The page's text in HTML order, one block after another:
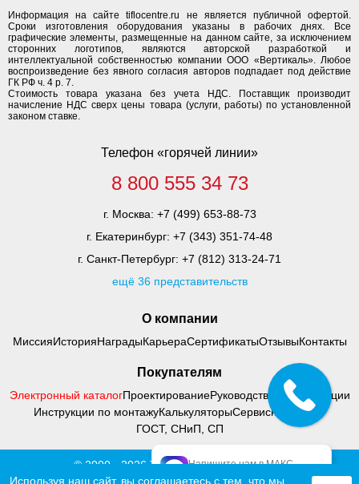
О компании
МиссияИсторияНаградыКарьераСертификатыОтзывыКонтакты
Информация на сайте tiflocentre.ru не является публичной офертой.
Сроки изготовления оборудования указаны в рабочих днях. Все
графические элементы, размещенные на данном сайте, за исключением
сторонних логотипов, являются авторской разработкой и
интеллектуальной собственностью компании ООО «Вертикаль». Любое
воспроизведение без явного согласия авторов подпадает под действие
ГК РФ ч. 4 р. 7.
Стоимость товара указана без учета НДС. Поставщик производит
начисление НДС сверх цены товара (услуги, работы) по установленной
законом ставке.
Покупателям
Электронный каталогПроектированиеРуководства по адаптации
Инструкции по монтажуКалькуляторыСервисный центр
ГОСТ, СНиП, СП
Телефон «горячей линии»
8 800 555 34 73
г. Москва: +7 (499) 653-88-73
г. Екатеринбург: +7 (343) 351-74-48
г. Санкт-Петербург: +7 (812) 313-24-71
ещё 36 представительств
© 2000 - 2026 Тифлоцентр «Вертикаль»
Политика конфиденциальности
Напишите нам в МАКС
официальный МАКС
Используя наш сайт, вы соглашаетесь с тем, что мы